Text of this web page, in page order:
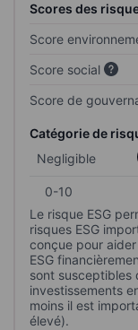
Scores des
Score
Score social
Score de
Catégorie de
Negligible
0-10
Le risque ESG
risques ESG
conçue pour
ESG
sont susceptibles
investissements
moins il est
élevé).